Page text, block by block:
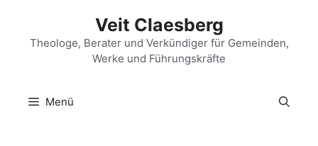
springen
Veit Claesberg
Theologe, Berater und Verkündiger für Gemeinden,
Werke und Führungskräfte
Menü